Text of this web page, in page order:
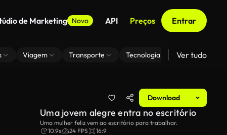
de Marketing Novo API Preços Entrar
Viagem Transporte Tecnologia Zoom De
Ver tudo
Download
Uma jovem alegre entra no escritório
Uma mulher feliz vem ao escritório para trabalhar.
10.9s
24 FPS 16:9